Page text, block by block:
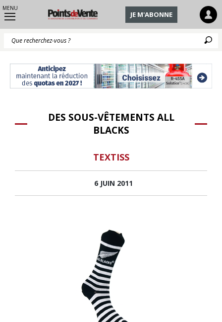
MENU
JE M'ABONNE
DES SOUS-VÊTEMENTS ALL
BLACKS
TEXTISS
6 JUIN 2011